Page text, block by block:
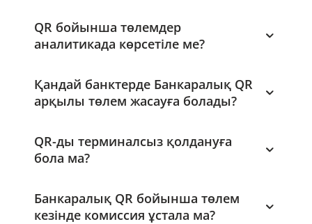
QR бойынша төлемдер
аналитикада көрсетіле ме?
Қандай банктерде Банкаралық QR
арқылы төлем жасауға болады?
QR-ды терминалсыз қолдануға
бола ма?
Банкаралық QR бойынша төлем
кезінде комиссия ұстала ма?